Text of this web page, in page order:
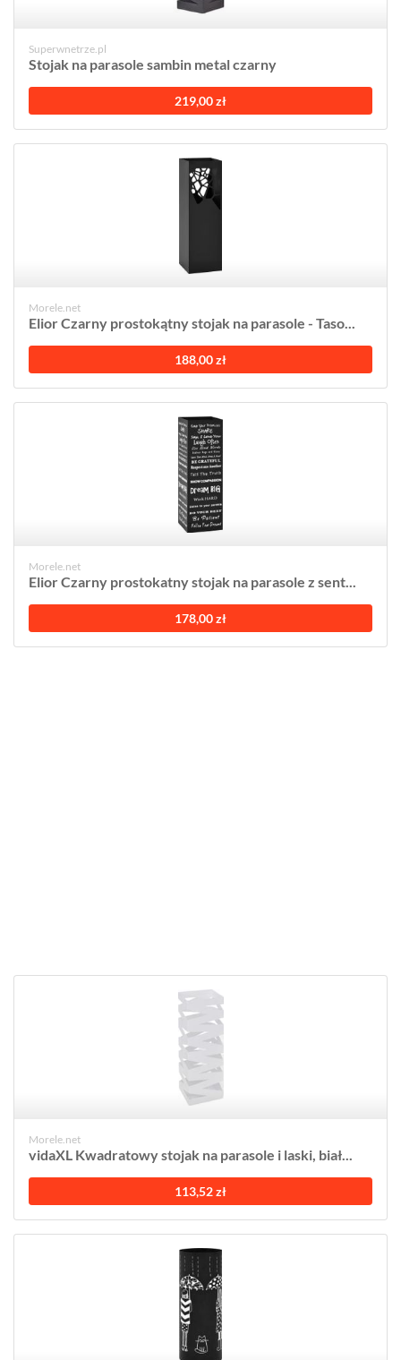
Superwnetrze.pl
Stojak na parasole sambin metal czarny
219,00 zł
Morele.net
Elior Czarny prostokątny stojak na parasole - Taso...
188,00 zł
Morele.net
Elior Czarny prostokatny stojak na parasole z sent...
178,00 zł
Morele.net
vidaXL Kwadratowy stojak na parasole i laski, biał...
113,52 zł